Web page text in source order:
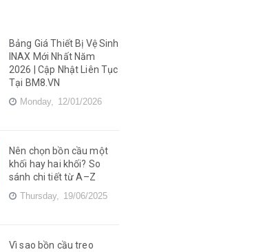
Bảng Giá Thiết Bị Vệ Sinh
INAX Mới Nhất Năm
2026 | Cập Nhật Liên Tục
Tại BM8.VN
Monday, 12/01/2026
Nên chọn bồn cầu một
khối hay hai khối? So
sánh chi tiết từ A–Z
Thursday, 19/06/2025
Vì sao bồn cầu treo